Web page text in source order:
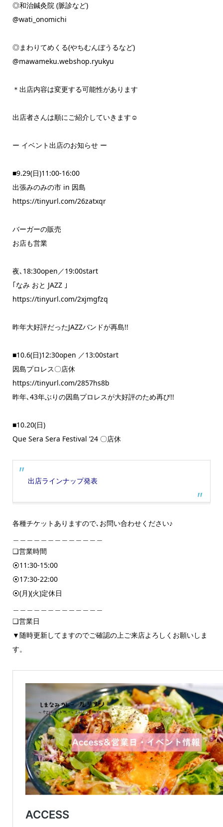
◎和治鍼灸院 (脈診など)
@wati_onomichi
◎まわりてめくる(やちむんぼうるなど)
@mawameku.webshop.ryukyu
＊出店内容は変更する可能性があります
出店者さんは順にご紹介していきます☺︎
ー イベント出店のお知らせ ー
■9.29(日)11:00-16:00
出張みのみの市 in 因島
https://tinyurl.com/26zatxqr
バーガーの販売
お店も営業
夜､18:30open／19:00start
｢なみ おと JAZZ ｣
https://tinyurl.com/2xjmgfzq
昨年大好評だったJAZZバンドが再島!!
■10.6(日)12:30open ／13:00start
因島プロレス〇店休
https://tinyurl.com/2857hs8b
昨年､43年ぶりの因島プロレスが大好評のため再び!!
■10.20(日)
Que Sera Sera Festival ’24 〇店休
出店ラインナップ発表
各種チケットありますので､お問い合わせください♪
❏営業時間
⦿11:30-15:00
⦿17:30-22:00
⦿(月)(火)定休日
❏営業日
▼随時更新してますのでご確認の上ご来店よろしくお願いしま
す。